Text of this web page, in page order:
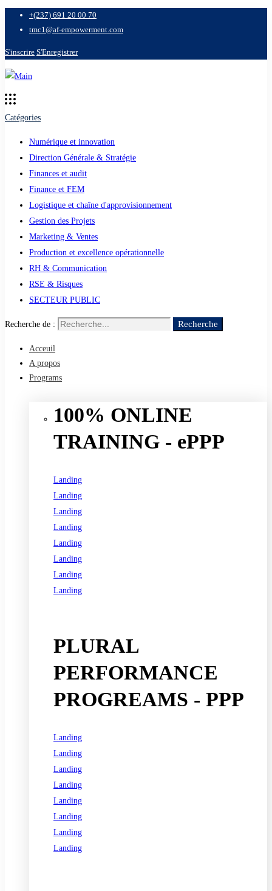
+(237) 691 20 00 70
tmc1@af-empowerment.com
S'inscrire S'Enregistrer
Catégories
Numérique et innovation
Direction Générale & Stratégie
Finances et audit
Finance et FEM
Logistique et chaîne d'approvisionnement
Gestion des Projets
Marketing & Ventes
Production et excellence opérationnelle
RH & Communication
RSE & Risques
SECTEUR PUBLIC
Recherche de : Recherche
Acceuil
A propos
Programs
100% ONLINE
TRAINING - ePPP
Landing
Landing
Landing
Landing
Landing
Landing
Landing
Landing
PLURAL
PERFORMANCE
PROGREAMS - PPP
Landing
Landing
Landing
Landing
Landing
Landing
Landing
Landing